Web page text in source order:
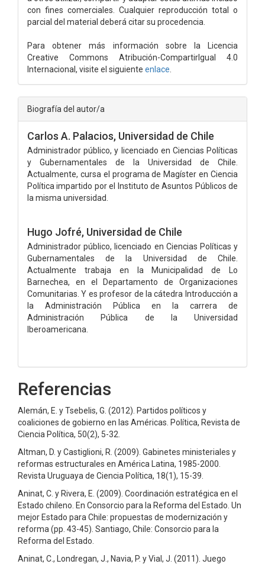
con fines comerciales. Cualquier reproducción total o
parcial del material deberá citar su procedencia.
Para obtener más información sobre la Licencia
Creative Commons Atribución-CompartirIgual 4.0
Internacional, visite el siguiente enlace
Biografía del autor/a
Carlos A. Palacios, Universidad de Chile
Administrador público, y licenciado en Ciencias Políticas
y Gubernamentales de la Universidad de Chile.
Actualmente, cursa el programa de Magíster en Ciencia
Política impartido por el Instituto de Asuntos Públicos de
la misma universidad.
Hugo Jofré, Universidad de Chile
Administrador público, licenciado en Ciencias Políticas y
Gubernamentales de la Universidad de Chile.
Actualmente trabaja en la Municipalidad de Lo
Barnechea, en el Departamento de Organizaciones
Comunitarias. Y es profesor de la cátedra Introducción a
la Administración Pública en la carrera de
Administración Pública de la Universidad
Iberoamericana.
Referencias
Alemán, E. y Tsebelis, G. (2012). Partidos políticos y
coaliciones de gobierno en las Américas. Política, Revista de
Ciencia Política, 50(2), 5-32.
Altman, D. y Castiglioni, R. (2009). Gabinetes ministeriales y
reformas estructurales en América Latina, 1985-2000.
Revista Uruguaya de Ciencia Política, 18(1), 15-39.
Aninat, C. y Rivera, E. (2009). Coordinación estratégica en el
Estado chileno. En Consorcio para la Reforma del Estado. Un
mejor Estado para Chile: propuestas de modernización y
reforma (pp. 43-45). Santiago, Chile: Consorcio para la
Reforma del Estado.
Aninat, C., Londregan, J., Navia, P. y Vial, J. (2011). Juego